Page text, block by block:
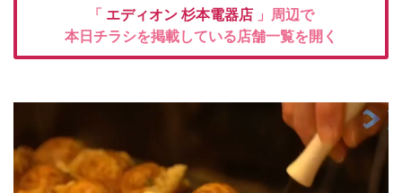
「 エディオン 杉本電器店 」周辺で
本日チラシを掲載している店舗一覧を開く